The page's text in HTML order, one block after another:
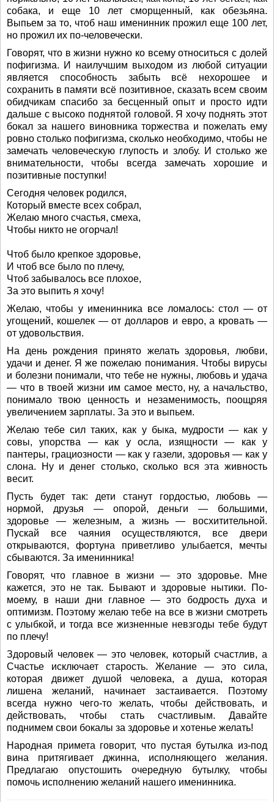
собака, и еще 10 лет сморщенный, как обезьяна.
Выпьем за то, чтоб наш именинник прожил еще 100 лет,
но прожил их по-человечески.
Говорят, что в жизни нужно ко всему относиться с долей
пофигизма. И наилучшим выходом из любой ситуации
является способность забыть всё нехорошее и
сохранить в памяти всё позитивное, сказать всем своим
обидчикам спасибо за бесценный опыт и просто идти
дальше с высоко поднятой головой. Я хочу поднять этот
бокал за нашего виновника торжества и пожелать ему
ровно столько пофигизма, сколько необходимо, чтобы не
замечать человеческую глупость и злобу. И столько же
внимательности, чтобы всегда замечать хорошие и
позитивные поступки!
Сегодня человек родился,
Который вместе всех собрал,
Желаю много счастья, смеха,
Чтобы никто не огорчал!
Чтоб было крепкое здоровье,
И чтоб все было по плечу,
Чтоб забывалось все плохое,
За это выпить я хочу!
Желаю, чтобы у именинника все ломалось: стол — от
угощений, кошелек — от долларов и евро, а кровать —
от удовольствия.
На день рождения принято желать здоровья, любви,
удачи и денег. Я же пожелаю понимания. Чтобы вирусы
и болезни понимали, что тебе не нужны, любовь и удача
— что в твоей жизни им самое место, ну, а начальство,
понимало твою ценность и незаменимость, поощряя
увеличением зарплаты. За это и выпьем.
Желаю тебе сил таких, как у быка, мудрости — как у
совы, упорства — как у осла, изящности — как у
пантеры, грациозности — как у газели, здоровья — как у
слона. Ну и денег столько, сколько вся эта живность
весит.
Пусть будет так: дети станут гордостью, любовь —
нормой, друзья — опорой, деньги — большими,
здоровье — железным, а жизнь — восхитительной.
Пускай все чаяния осуществляются, все двери
открываются, фортуна приветливо улыбается, мечты
сбываются. За именинника!
Говорят, что главное в жизни — это здоровье. Мне
кажется, это не так. Бывают и здоровые нытики. По-
моему, в наши дни главное — это бодрость духа и
оптимизм. Поэтому желаю тебе на все в жизни смотреть
с улыбкой, и тогда все жизненные невзгоды тебе будут
по плечу!
Здоровый человек — это человек, который счастлив, а
Счастье исключает старость. Желание — это сила,
которая движет душой человека, а душа, которая
лишена желаний, начинает застаивается. Поэтому
всегда нужно чего-то желать, чтобы действовать, и
действовать, чтобы стать счастливым. Давайте
поднимем свои бокалы за здоровье и хотенье желать!
Народная примета говорит, что пустая бутылка из-под
вина притягивает джинна, исполняющего желания.
Предлагаю опустошить очередную бутылку, чтобы
помочь исполнению желаний нашего именинника.